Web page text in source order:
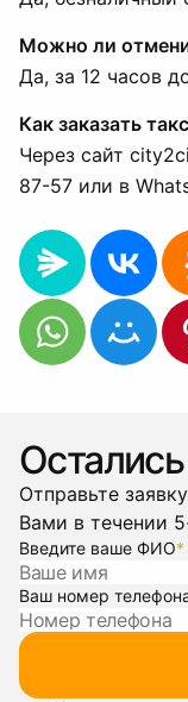
Можно ли
Да, за 12 часов
Как заказать
Через сайт
87-57 или в
Остались
Отправьте
Вами в течении
Введите ваше ФИО*
Ваш номер